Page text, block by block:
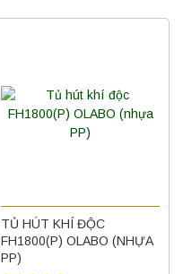
TỦ HÚT KHÍ ĐỘC
FH1800(P) OLABO (NHỰA
PP)